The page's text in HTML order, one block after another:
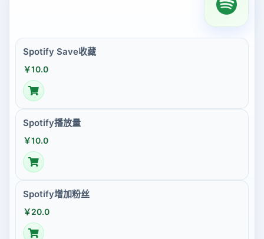
Spotify Save收藏
￥10.0
Spotify播放量
￥10.0
Spotify增加粉丝
￥20.0